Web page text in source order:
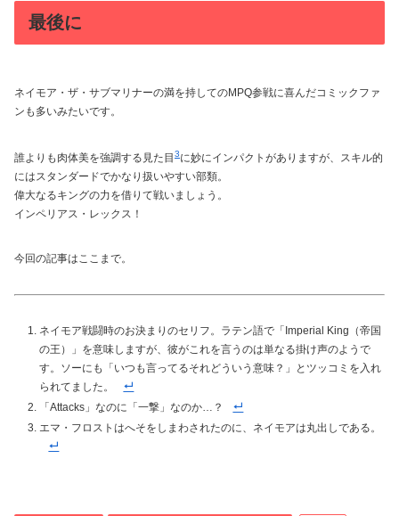
最後に
ネイモア・ザ・サブマリナーの満を持してのMPQ参戦に喜んだコミックファ
ンも多いみたいです。
誰よりも肉体美を強調する見た目 3に妙にインパクトがありますが、スキル的
にはスタンダードでかなり扱いやすい部類。
偉大なるキングの力を借りて戦いましょう。
インペリアス・レックス！
今回の記事はここまで。
ネイモア戦闘時のお決まりのセリフ。ラテン語で「Imperial King（帝国
の王）」を意味しますが、彼がこれを言うのは単なる掛け声のようで
す。ソーにも「いつも言ってるそれどういう意味？」とツッコミを入れ
られてました。
「Attacks」なのに「一撃」なのか…？
エマ・フロストはへそをしまわされたのに、ネイモアは丸出しである。